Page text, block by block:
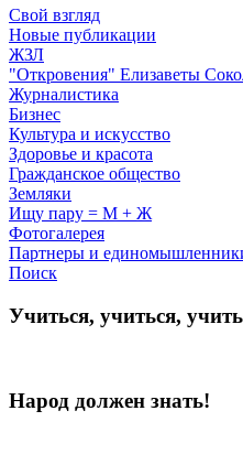
Свой взгляд
Новые публикации
ЖЗЛ
"Откровения" Елизаветы
Журналистика
Бизнес
Культура и искусство
Здоровье и красота
Гражданское общество
Земляки
Ищу пару = М + Ж
Фотогалерея
Партнеры и
Поиск
Учиться, учиться,
Народ должен знать!